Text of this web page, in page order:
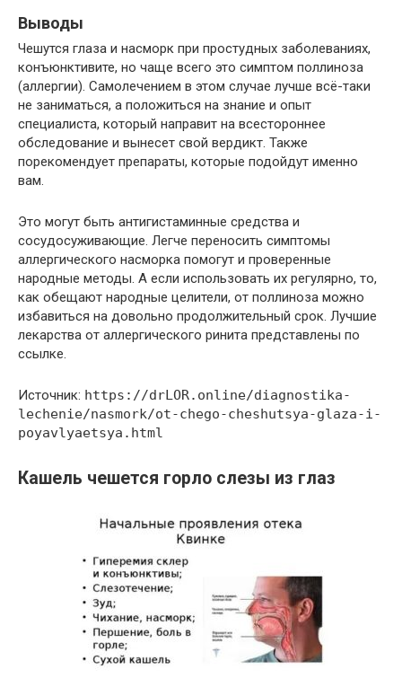
Выводы
Чешутся глаза и насморк при простудных заболеваниях,
конъюнктивите, но чаще всего это симптом поллиноза
(аллергии). Самолечением в этом случае лучше всё-таки
не заниматься, а положиться на знание и опыт
специалиста, который направит на всестороннее
обследование и вынесет свой вердикт. Также
порекомендует препараты, которые подойдут именно
вам.
Это могут быть антигистаминные средства и
сосудосуживающие. Легче переносить симптомы
аллергического насморка помогут и проверенные
народные методы. А если использовать их регулярно, то,
как обещают народные целители, от поллиноза можно
избавиться на довольно продолжительный срок. Лучшие
лекарства от аллергического ринита представлены по
ссылке.
Источник: https://drLOR.online/diagnostika-
lechenie/nasmork/ot-chego-cheshutsya-glaza-i-
poyavlyaetsya.html
Кашель чешется горло слезы из глаз